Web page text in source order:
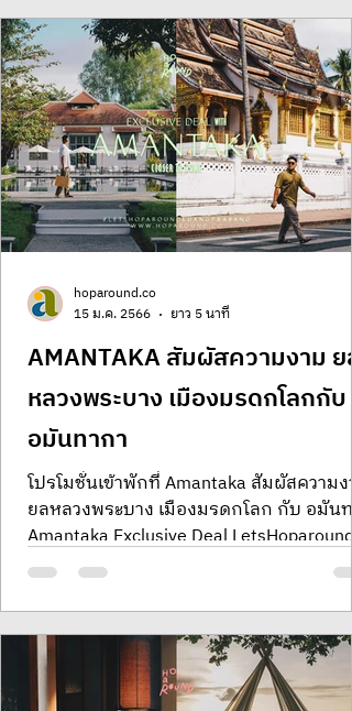
AMANTAKA สัมผัสความงาม ยล
หลวงพระบาง เมืองมรดกโลกกับ
อมันทากา
โปรโมชั่นเข้าพักที่ Amantaka สัมผัสความงา
ยลหลวงพระบาง เมืองมรดกโลก กับ อมันท
Amantaka Exclusive Deal LetsHoparound
HopStay Aman Resort L
hoparound.co
15 ม.ค. 2566
ยาว 5 นาที